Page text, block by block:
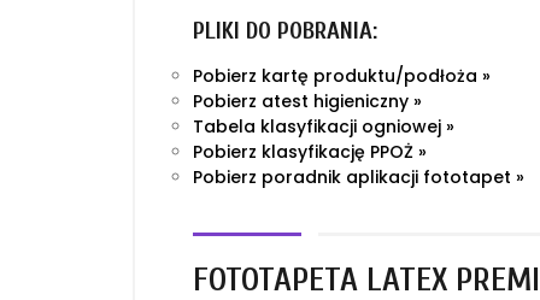
PLIKI DO POBRANIA:
Pobierz kartę produktu/podłoża »
Pobierz atest higieniczny »
Tabela klasyfikacji ogniowej »
Pobierz klasyfikację PPOŻ »
Pobierz poradnik aplikacji fototapet »
FOTOTAPETA LATEX